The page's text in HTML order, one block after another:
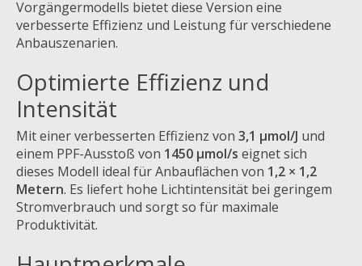
Vorgängermodells bietet diese Version eine
verbesserte Effizienz und Leistung für verschiedene
Anbauszenarien.
Optimierte Effizienz und
Intensität
Mit einer verbesserten Effizienz von 3,1 µmol/J und
einem PPF-Ausstoß von 1450 µmol/s eignet sich
dieses Modell ideal für Anbauflächen von 1,2 × 1,2
Metern. Es liefert hohe Lichtintensität bei geringem
Stromverbrauch und sorgt so für maximale
Produktivität.